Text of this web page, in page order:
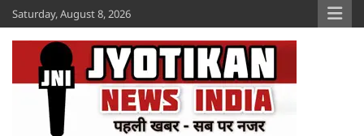
Skip
to
content
Saturday, August 8, 2026